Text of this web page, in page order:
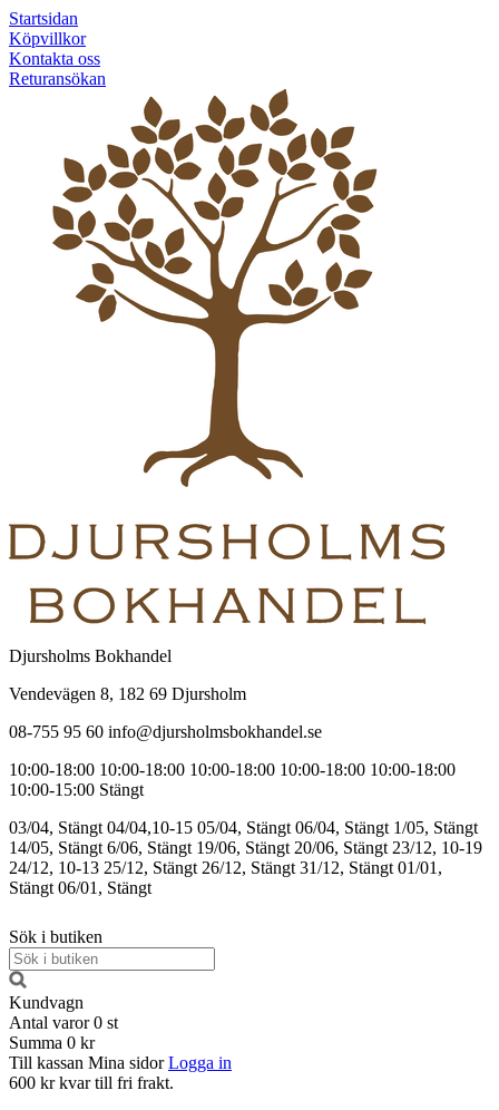
Startsidan
Köpvillkor
Kontakta oss
Returansökan
Djursholms Bokhandel
Vendevägen 8, 182 69 Djursholm
08-755 95 60 info@djursholmsbokhandel.se
10:00-18:00 10:00-18:00 10:00-18:00 10:00-18:00 10:00-18:00
10:00-15:00 Stängt
03/04, Stängt 04/04,10-15 05/04, Stängt 06/04, Stängt 1/05, Stängt
14/05, Stängt 6/06, Stängt 19/06, Stängt 20/06, Stängt 23/12, 10-19
24/12, 10-13 25/12, Stängt 26/12, Stängt 31/12, Stängt 01/01,
Stängt 06/01, Stängt
Sök i butiken
Kundvagn
Antal varor 0 st
Summa 0 kr
Till kassan Mina sidor Logga in
600 kr kvar till fri frakt.